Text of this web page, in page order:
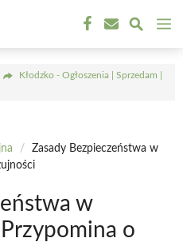
Kłodzko - Ogłoszenia | Sprzedam |
/
Zasady Bezpieczeństwa w
w
o